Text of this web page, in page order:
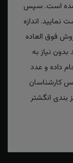
است. سپس
نمایید. اندازه
فوق العاده
نیاز به
داده و عدد
کارشناسان
بندی انگشتر